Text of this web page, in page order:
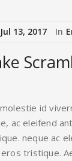
Jul 13, 2017 In
id
ac eleifend
neque ac
tristique.